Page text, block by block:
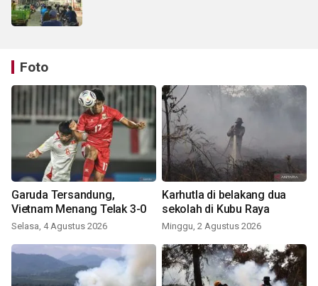
Foto
Garuda Tersandung,
Vietnam Menang Telak 3-0
Selasa, 4 Agustus 2026
Karhutla di belakang dua
sekolah di Kubu Raya
Minggu, 2 Agustus 2026